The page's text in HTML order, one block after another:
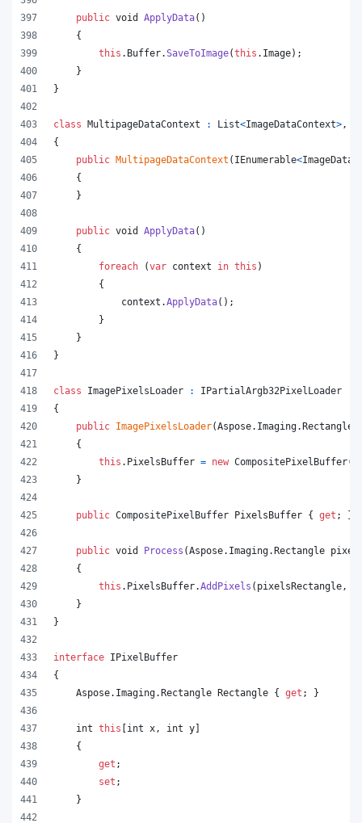
public void ApplyData( )
{
this . Buffer.SaveToImage(this . Image) ;
}
}
class MultipageDataContext : List<ImageDataContext> ,
{
public MultipageDataContext ( IEnumerable<
{
}
public void ApplyData( )
{
foreach
(var context in this )
{
context .ApplyData( ) ;
}
}
}
class ImagePixelsLoader :
IPartialArgb32PixelLoader
{
public ImagePixelsLoader(Aspose. Imaging.Rectangle
{
this . PixelsBuffer = new CompositePixelBuffer(
}
public CompositePixelBuffer PixelsBuffer { get ; }
public void Process (Aspose. Imaging.Rectangle
{
this . PixelsBuffer.AddPixels ( pixelsRectangle ,
}
}
interface IPixelBuffer
{
Aspose. Imaging.Rectangle Rectangle { get ; }
int this [int x , int y]
{
get ;
set ;
}